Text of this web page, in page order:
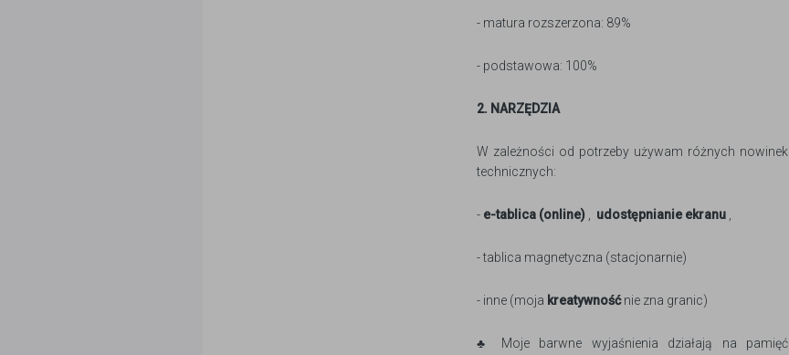
- matura rozszerzona: 89%
- podstawowa: 100%
2. NARZĘDZIA
W zależności od potrzeby używam różnych nowinek
technicznych:
- e-tablica (online) udostępnianie ekranu
- tablica magnetyczna (stacjonarnie)
- inne (moja kreatywnośćnie zna granic)
♣ Moje barwne wyjaśnienia działają na pamięć